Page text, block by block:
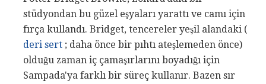
stüdyondan bu güzel eşyaları yarattı ve camı için
fırça kullandı. Bridget, tencereler yeşil alandaki (
deri sert ; daha önce bir pıhtı ateşlemeden önce)
olduğu zaman iç çamaşırlarını boyadığı için
Sampada'ya farklı bir süreç kullanır. Bazen sır